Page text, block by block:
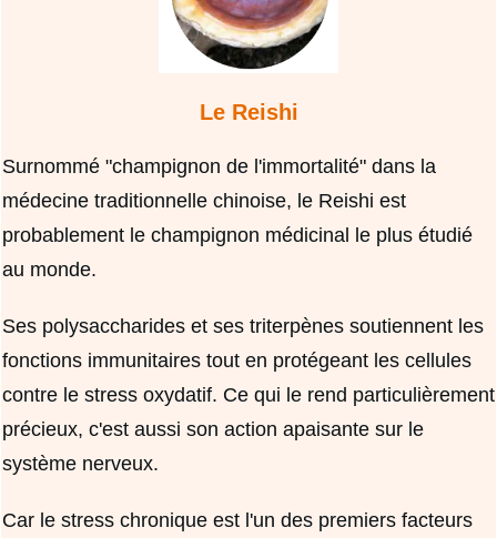
Le Reishi
Surnommé "champignon de l'immortalité" dans la
médecine traditionnelle chinoise, le Reishi est
probablement le champignon médicinal le plus étudié
au monde.
Ses polysaccharides et ses triterpènes soutiennent les
fonctions immunitaires tout en protégeant les cellules
contre le stress oxydatif. Ce qui le rend particulièrement
précieux, c'est aussi son action apaisante sur le
système nerveux.
Car le stress chronique est l'un des premiers facteurs